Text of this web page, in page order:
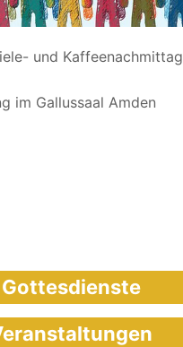
und Kaffeenachmittag
im Gallussaal Amden
Gottesdienste